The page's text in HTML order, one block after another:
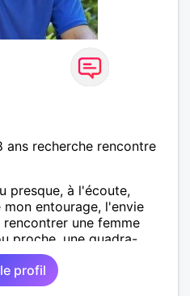
ans recherche rencontre
presque, à l'écoute,
entourage, l'envie
une femme
proche, une quadra-
la vie plus belle ensemble.
la nature, rêver,
profil